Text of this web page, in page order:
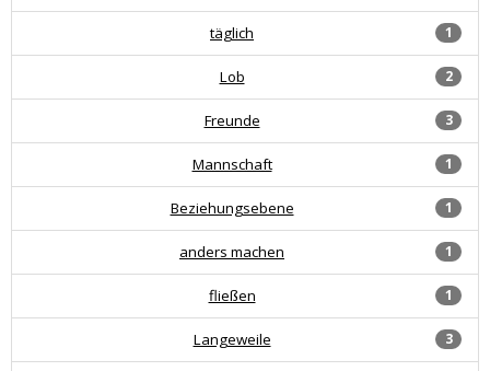
1
täglich
2
Lob
3
Freunde
1
Mannschaft
1
Beziehungsebene
1
anders machen
1
fließen
3
Langeweile